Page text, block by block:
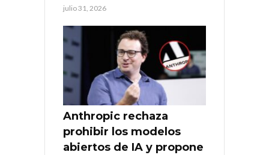
julio 31, 2026
Anthropic rechaza
prohibir los modelos
abiertos de IA y propone